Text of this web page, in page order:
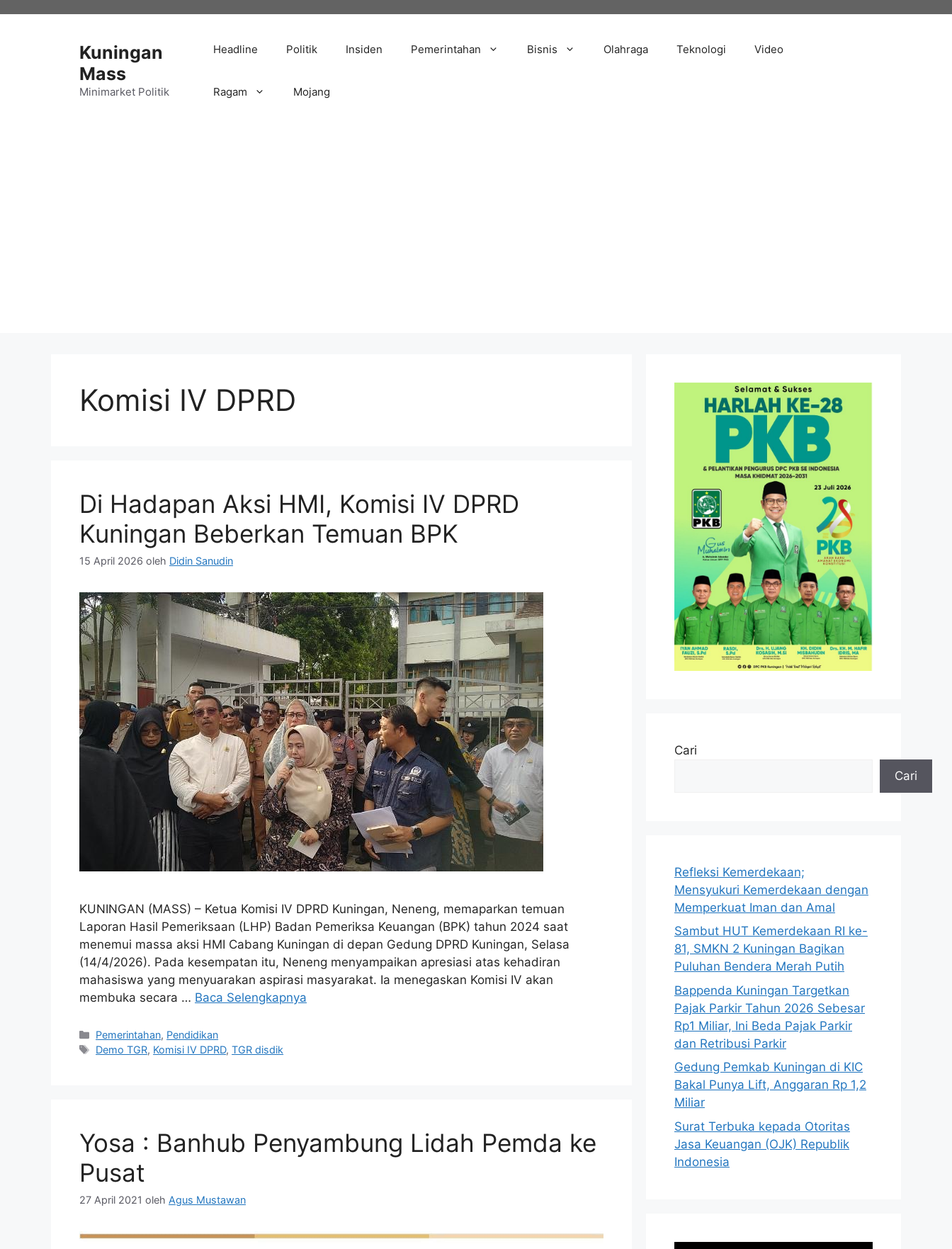
Kuningan
Mass
Minimarket Politik
Headline Politik Insiden Pemerintahan Bisnis Olahraga Teknologi Video
Ragam Mojang
Komisi IV DPRD
Di Hadapan Aksi HMI, Komisi IV DPRD
Kuningan Beberkan Temuan BPK
15 April 2026 oleh Didin Sanudin
KUNINGAN (MASS) – Ketua Komisi IV DPRD Kuningan, Neneng, memaparkan temuan
Laporan Hasil Pemeriksaan (LHP) Badan Pemeriksa Keuangan (BPK) tahun 2024 saat
menemui massa aksi HMI Cabang Kuningan di depan Gedung DPRD Kuningan, Selasa
(14/4/2026). Pada kesempatan itu, Neneng menyampaikan apresiasi atas kehadiran
mahasiswa yang menyuarakan aspirasi masyarakat. Ia menegaskan Komisi IV akan
membuka secara … Baca Selengkapnya
Kategori
Pemerintahan, Pendidikan
Tag
Demo TGR, Komisi IV DPRD,TGR disdik
Yosa : Banhub Penyambung Lidah Pemda ke
Pusat
27 April 2021 oleh Agus Mustawan
Cari
Cari
Refleksi Kemerdekaan;
Mensyukuri Kemerdekaan dengan
Memperkuat Iman dan Amal
Sambut HUT Kemerdekaan RI ke-
81, SMKN 2 Kuningan Bagikan
Puluhan Bendera Merah Putih
Bappenda Kuningan Targetkan
Pajak Parkir Tahun 2026 Sebesar
Rp1 Miliar, Ini Beda Pajak Parkir
dan Retribusi Parkir
Gedung Pemkab Kuningan di KIC
Bakal Punya Lift, Anggaran Rp 1,2
Miliar
Surat Terbuka kepada Otoritas
Jasa Keuangan (OJK) Republik
Indonesia